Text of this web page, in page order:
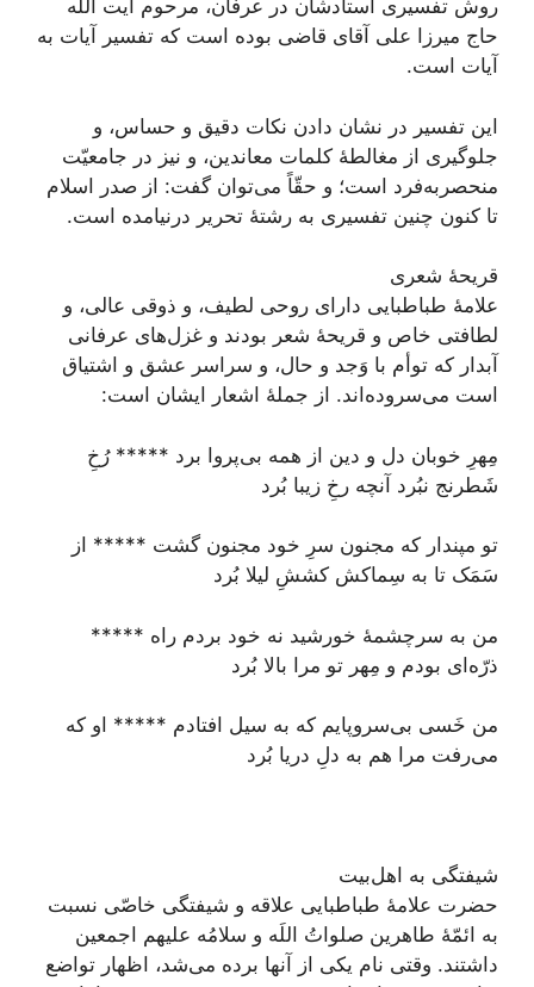
روش تفسیری استادشان در عرفان، مرحوم آیت اللَه
حاج میرزا علی آقای قاضی بوده است که تفسیر آیات به
آیات است.
این تفسیر در نشان دادن نکات دقیق و حساس، و
جلوگیری از مغالطۀ کلمات معاندین، و نیز در جامعیّت
منحصربه‌فرد است؛ و حقّاً می‌توان گفت: از صدر اسلام
تا کنون چنین تفسیری به رشتۀ تحریر درنیامده است.
قریحۀ شعری
علامۀ طباطبایی داراى روحى لطيف، و ذوقى عالى، و
لطافتى خاص و قریحۀ شعر بودند و غزل‌‏هاى عرفانى
آبدار كه توأم با وَجد و حال، و سراسر عشق و اشتياق
است می‌سروده‏‌اند. از جملۀ اشعار ایشان است:
مِهرِ خوبان دل و دين از همه بى‌پروا برد ***** رُخِ
شَطرنج نبُرد آنچه رخِ زيبا بُرد
تو مپندار كه مجنون سرِ خود مجنون گشت ***** از
سَمَک تا به سِماكش كششِ ليلا بُرد
من به سرچشمۀ خورشيد نه خود بردم راه *****
ذرّه‌‏اى بودم و مِهر تو مرا بالا بُرد
من خَسى بى‌سر‌و‌پايم كه به سيل افتادم ***** او كه
می‌رفت مرا هم به دلِ دريا بُرد
شیفتگی به اهل‌بیت
حضرت علامۀ طباطبایی علاقه و شيفتگى خاصّى نسبت
به ائمّۀ طاهرين صلواتُ اللَه و سلامُه عليهم اجمعين
داشتند. وقتى نام يكى از آنها برده می‌‏شد، اظهار تواضع